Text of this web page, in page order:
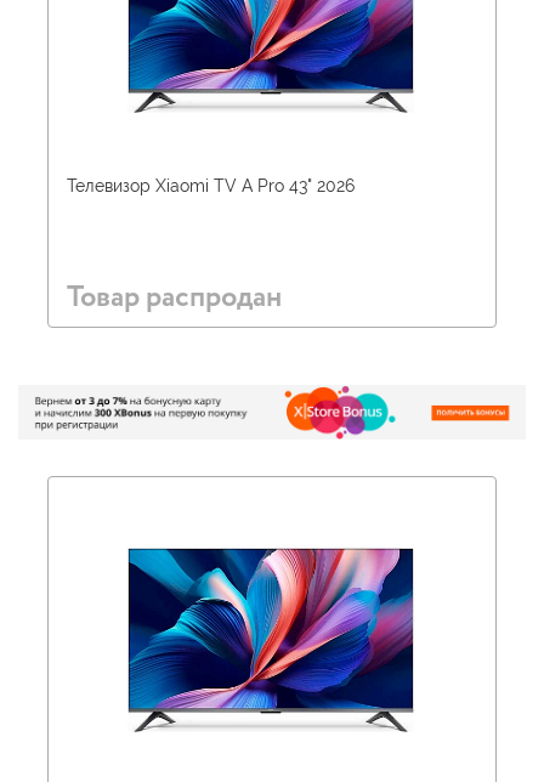
Телевизор Xiaomi TV A Pro 43" 2026
Товар распродан